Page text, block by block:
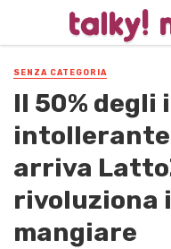
SENZA CATEGORIA
Il 50% degli
intollerante
arriva
rivoluziona
mangiare